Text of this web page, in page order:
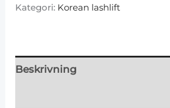
Kategori: Korean lashlift
Beskrivning